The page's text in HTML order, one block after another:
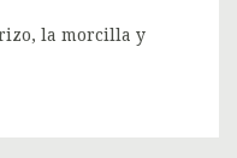
la morcilla y